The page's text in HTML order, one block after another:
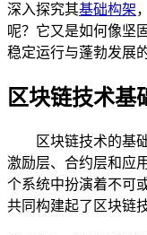
深入探究其基础构架
呢？它又是如何像坚
稳定运行与蓬勃发展
区块链技术基
区块链技术的基
激励层、合约层和应
个系统中扮演着不可
共同构建起了区块链